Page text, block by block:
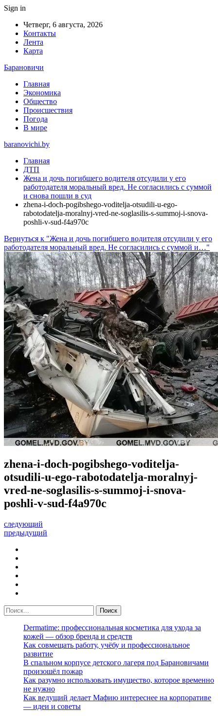
Sign in
Четверг, 6 августа, 2026
Контакты
Лента
Карта
Барановичи
Главная
Экономика
Общество
Происшествия
Погода
В мире
baranovichi.by
Главная
ДТП
Жена и дочь погибшего водителя отсудили у его
работодателя моральный вред. Не согласились с суммой
и снова пошли в суд
zhena-i-doch-pogibshego-voditelja-otsudili-u-ego-
rabotodatelja-moralnyj-vred-ne-soglasilis-s-summoj-i-snova-
poshli-v-sud-f4a970c
Вернуться к "Жена и дочь погибшего водителя отсудили у его
работодателя моральный вред. Не согласились с суммой и…"
zhena-i-doch-pogibshego-voditelja-
otsudili-u-ego-rabotodatelja-moralnyj-
vred-ne-soglasilis-s-summoj-i-snova-
poshli-v-sud-f4a970c
следующий
предыдущий
Dermatime: профессиональная косметика для ухода за
кожей — обзор бренда и средств
Как совмещать работу, учёбу и профессиональное
развитие
В спальном корпусе детского лагеря под Барановичами
произошёл пожар
Как разумно использовать имущество, которое временно
не нужно
Как ведущий делает Мафию интереснее на корпоративе
— идеи и советы